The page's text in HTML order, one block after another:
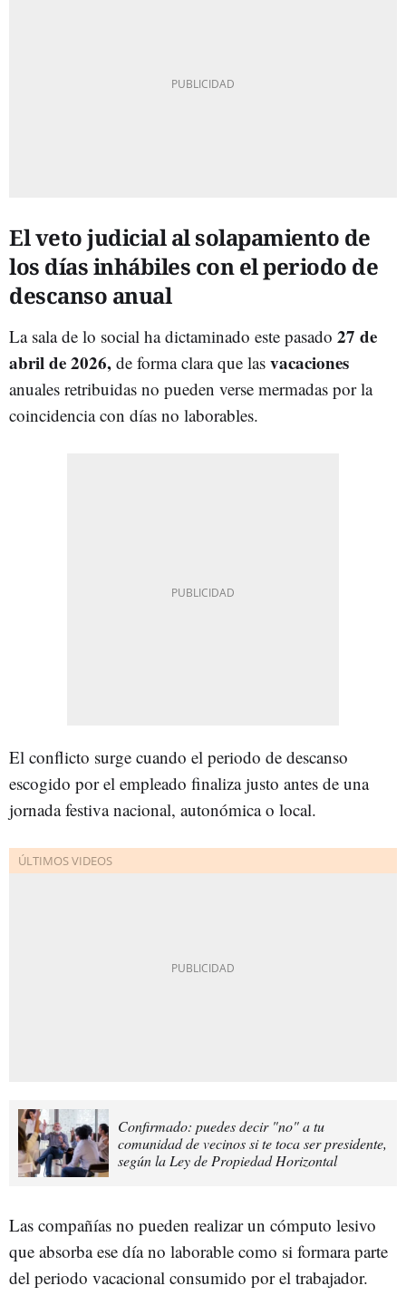
El veto judicial al solapamiento de
los días inhábiles con el periodo de
descanso anual
La sala de lo social ha dictaminado este pasado 27 de
abril de 2026, de forma clara que las vacaciones
anuales retribuidas no pueden verse mermadas por la
coincidencia con días no laborables.
El conflicto surge cuando el periodo de descanso
escogido por el empleado finaliza justo antes de una
jornada festiva nacional, autonómica o local.
Confirmado: puedes decir "no" a tu
comunidad de vecinos si te toca ser presidente,
según la Ley de Propiedad Horizontal
Las compañías no pueden realizar un cómputo lesivo
que absorba ese día no laborable como si formara parte
del periodo vacacional consumido por el trabajador.